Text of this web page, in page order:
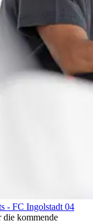
- FC Ingolstadt 04
die kommende